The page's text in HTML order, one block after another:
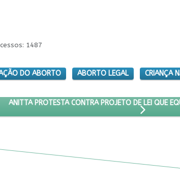
1487
DO ABORTO ABORTO LEGAL CRIANÇA
A HOMICÍDIO
PRÓXIMO ARTIGO: ANITTA PROTESTA CONTRA
ANITTA PROTESTA CONTRA PROJETO DE LEI QUE